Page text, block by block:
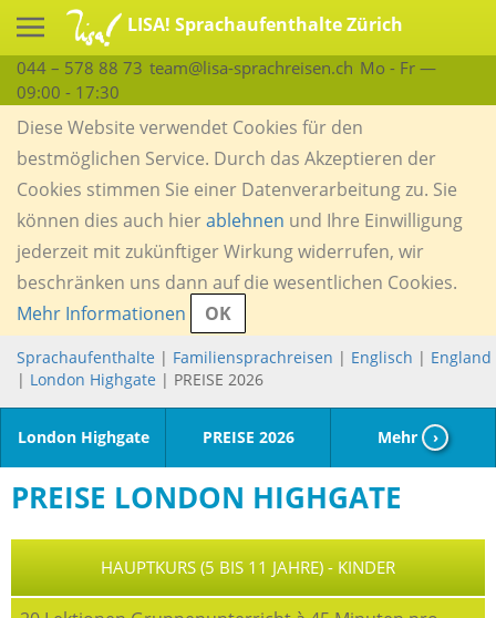
LISA! Sprachaufenthalte Zürich
044 – 578 88 73 team@lisa-sprachreisen.ch Mo - Fr —
09:00 - 17:30
Diese Website verwendet Cookies für den
bestmöglichen Service. Durch das Akzeptieren der
Cookies stimmen Sie einer Datenverarbeitung zu. Sie
können dies auch hierablehnen und Ihre Einwilligung
jederzeit mit zukünftiger Wirkung widerrufen, wir
beschränken uns dann auf die wesentlichen Cookies.
Mehr Informationen
OK
Sprachaufenthalte | Familiensprachreisen | Englisch | England
| London Highgate | PREISE 2026
London Highgate PREISE 2026 Mehr ›
PREISE LONDON HIGHGATE
HAUPTKURS (5 BIS 11 JAHRE) - KINDER